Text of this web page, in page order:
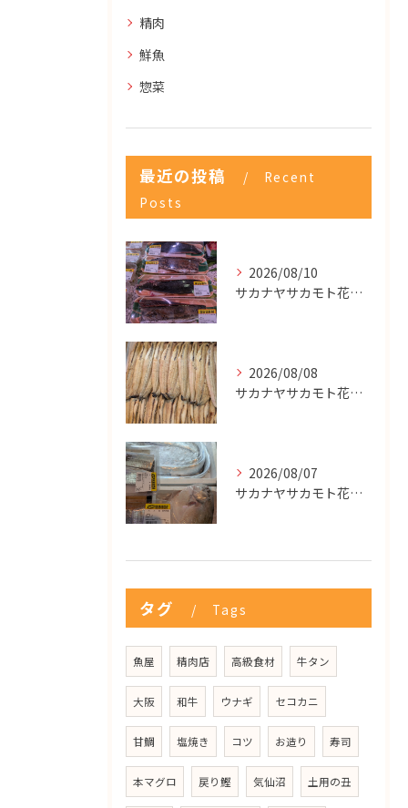
精肉
鮮魚
惣菜
最近の投稿
Recent
Posts
2026/08/10
サカナヤサカモト花園店
2026/08/08
サカナヤサカモト花園店
2026/08/07
サカナヤサカモト花園店
タグ Tags
魚屋 精肉店 高級食材 牛タン
大阪 和牛 ウナギ セコカニ
甘鯛 塩焼き コツ お造り 寿司
本マグロ 戻り鰹 気仙沼 土用の丑